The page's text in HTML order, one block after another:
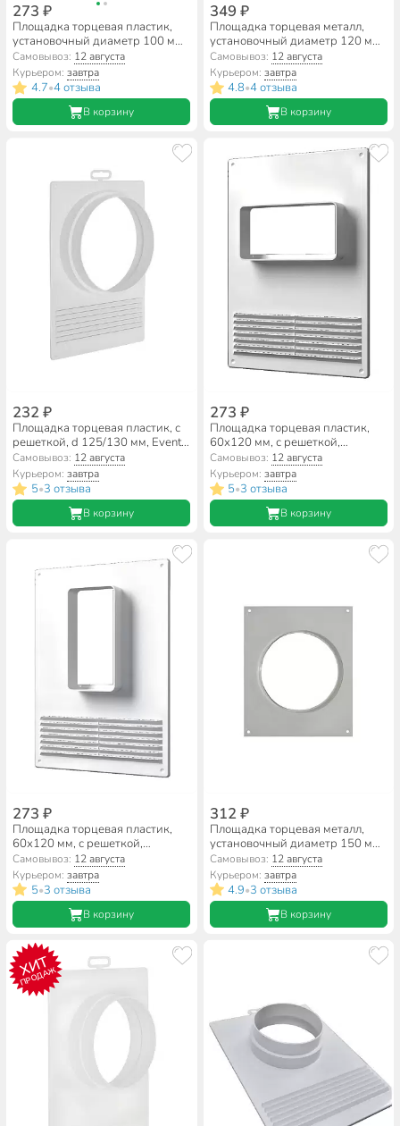
273 ₽
Площадка торцевая пластик,
установочный диаметр 100 мм,
с решеткой, ERA, 100ПТПР
Самовывоз: 12 августа
Курьером:завтра
4.7•4 отзыва
В корзину
349 ₽
Площадка торцевая металл,
установочный диаметр 120 мм,
Планета, 120ТП
Самовывоз: 12 августа
Курьером: завтра
4.8•4 отзыва
В корзину
232 ₽
Площадка торцевая пластик, с
решеткой, d 125/130 мм, Event,
ТППРУ 125/130
Самовывоз: 12 августа
Курьером:завтра
5•3 отзыва
В корзину
273 ₽
Площадка торцевая пластик,
60х120 мм, с решеткой,
горизонтальная, ERA, 612ПТГР
Самовывоз: 12 августа
Курьером: завтра
5•3 отзыва
В корзину
273 ₽
Площадка торцевая пластик,
60х120 мм, с решеткой,
вертикальная, ERA, 612ПТВР
Самовывоз: 12 августа
Курьером:завтра
5•3 отзыва
В корзину
312 ₽
Площадка торцевая металл,
установочный диаметр 150 мм,
Планета, 150ТП
Самовывоз: 12 августа
Курьером: завтра
4.9•3 отзыва
В корзину
ХИТ
ПРОДАЖ